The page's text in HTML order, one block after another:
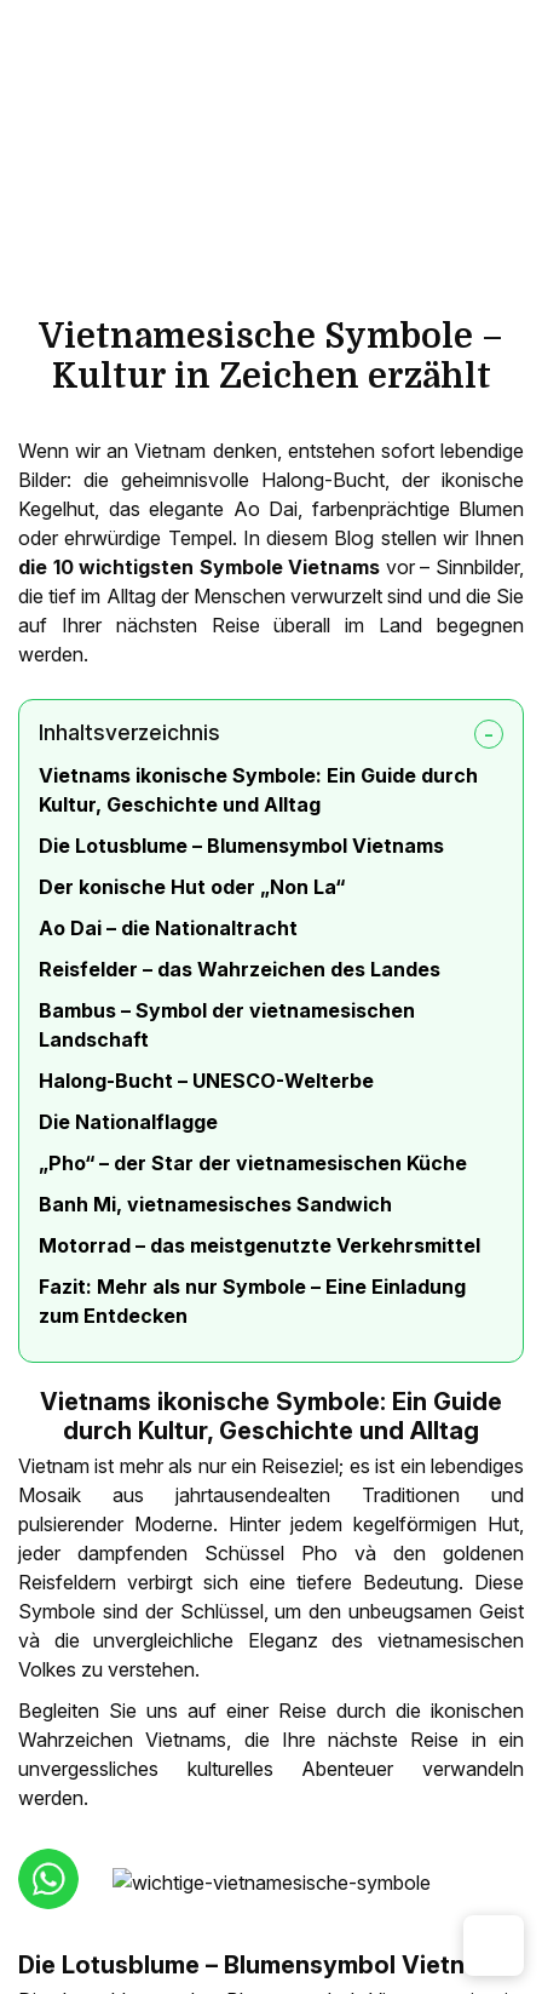
Vietnamesische Symbole –
Kultur in Zeichen erzählt
Wenn wir an Vietnam denken, entstehen sofort lebendige
Bilder: die geheimnisvolle Halong-Bucht, der ikonische
Kegelhut, das elegante Ao Dai, farbenprächtige Blumen
oder ehrwürdige Tempel. In diesem Blog stellen wir Ihnen
die 10 wichtigsten Symbole Vietnams vor – Sinnbilder,
die tief im Alltag der Menschen verwurzelt sind und die Sie
auf Ihrer nächsten Reise überall im Land begegnen
werden.
Inhaltsverzeichnis
Vietnams ikonische Symbole: Ein Guide durch
Kultur, Geschichte und Alltag
Die Lotusblume – Blumensymbol Vietnams
Der konische Hut oder „Non La“
Ao Dai – die Nationaltracht
Reisfelder – das Wahrzeichen des Landes
Bambus – Symbol der vietnamesischen
Landschaft
Halong-Bucht – UNESCO-Welterbe
Die Nationalflagge
„Pho“ – der Star der vietnamesischen Küche
Banh Mi, vietnamesisches Sandwich
Motorrad – das meistgenutzte Verkehrsmittel
Fazit: Mehr als nur Symbole – Eine Einladung
zum Entdecken
Vietnams ikonische Symbole: Ein Guide
durch Kultur, Geschichte und Alltag
Vietnam ist mehr als nur ein Reiseziel; es ist ein lebendiges
Mosaik aus jahrtausendealten Traditionen und
pulsierender Moderne. Hinter jedem kegelförmigen Hut,
jeder dampfenden Schüssel Pho và den goldenen
Reisfeldern verbirgt sich eine tiefere Bedeutung. Diese
Symbole sind der Schlüssel, um den unbeugsamen Geist
và die unvergleichliche Eleganz des vietnamesischen
Volkes zu verstehen.
Begleiten Sie uns auf einer Reise durch die ikonischen
Wahrzeichen Vietnams, die Ihre nächste Reise in ein
unvergessliches kulturelles Abenteuer verwandeln
werden.
Die Lotusblume – Blumensymbol Vietnams